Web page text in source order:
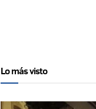
Lo más visto